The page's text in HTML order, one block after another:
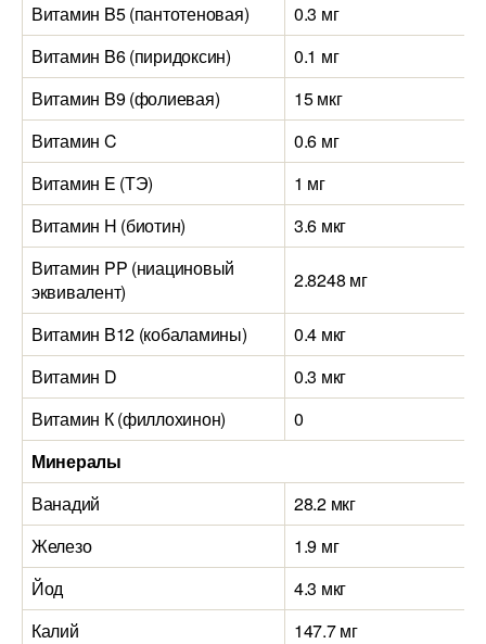
Витамин B5 (пантотеновая)
0.3 мг
Витамин B6 (пиридоксин)
0.1 мг
Витамин B9 (фолиевая)
15 мкг
Витамин C
0.6 мг
Витамин E (ТЭ)
1 мг
Витамин H (биотин)
3.6 мкг
Витамин PP (ниациновый
эквивалент)
2.8248 мг
Витамин B12 (кобаламины)
0.4 мкг
Витамин D
0.3 мкг
Витамин К (филлохинон)
0
Минералы
Ванадий
28.2 мкг
Железо
1.9 мг
Йод
4.3 мкг
Калий
147.7 мг